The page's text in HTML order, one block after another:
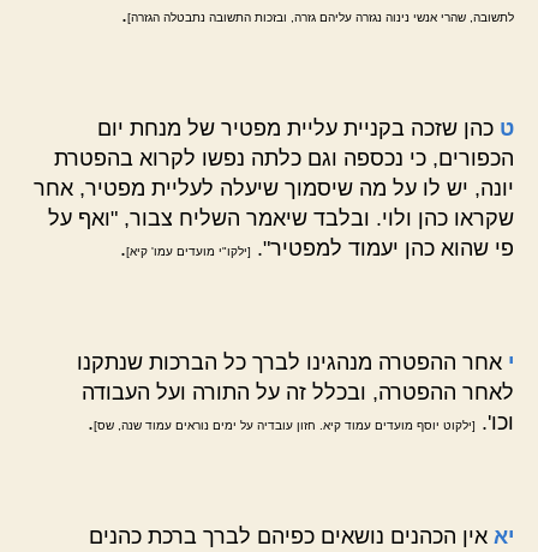
לתשובה, שהרי אנשי נינוה נגזרה עליהם גזרה, ובזכות התשובה נתבטלה הגזרה].
ט כהן שזכה בקניית עליית מפטיר של מנחת יום
הכפורים, כי נכספה וגם כלתה נפשו לקרוא בהפטרת
יונה, יש לו על מה שיסמוך שיעלה לעליית מפטיר, אחר
שקראו כהן ולוי. ובלבד שיאמר השליח צבור, "ואף על
פי שהוא כהן יעמוד למפטיר".
[ילקו"י מועדים עמו' קיא].
י אחר ההפטרה מנהגינו לברך כל הברכות שנתקנו
לאחר ההפטרה, ובכלל זה על התורה ועל העבודה
וכו'.
[ילקוט יוסף מועדים עמוד קיא. חזון עובדיה על ימים נוראים עמוד שנה, שס].
יא אין הכהנים נושאים כפיהם לברך ברכת כהנים